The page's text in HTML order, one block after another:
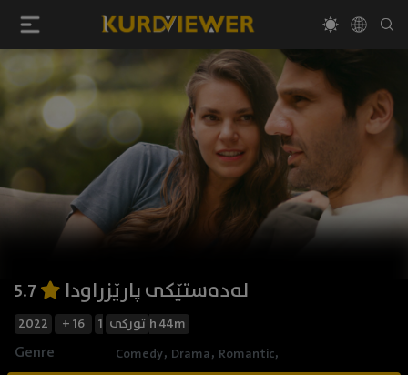
لەدەستێکی پارێزراودا
2022 + 16 تورکی 1h 44m
Genre Comedy, Drama, Romantic,